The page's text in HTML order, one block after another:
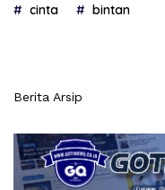
cinta bintan
Berita Arsip